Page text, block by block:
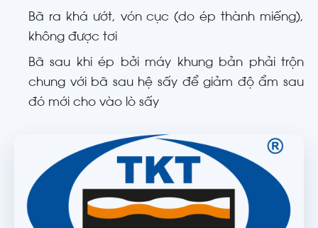
Bã ra khá ướt, vón cục (do ép thành miếng),
không được tơi
Bã sau khi ép bởi máy khung bản phải trộn
chung với bã sau hệ sấy để giảm độ ẩm sau
đó mới cho vào lò sấy